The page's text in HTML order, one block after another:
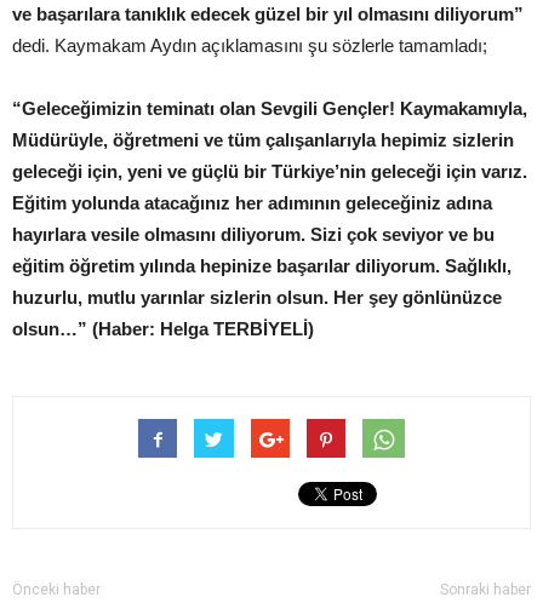
ve başarılara tanıklık edecek güzel bir yıl olmasını diliyorum”
dedi. Kaymakam Aydın açıklamasını şu sözlerle tamamladı;
“Geleceğimizin teminatı olan Sevgili Gençler! Kaymakamıyla,
Müdürüyle, öğretmeni ve tüm çalışanlarıyla hepimiz sizlerin
geleceği için, yeni ve güçlü bir Türkiye’nin geleceği için varız.
Eğitim yolunda atacağınız her adımının geleceğiniz adına
hayırlara vesile olmasını diliyorum. Sizi çok seviyor ve bu
eğitim öğretim yılında hepinize başarılar diliyorum. Sağlıklı,
huzurlu, mutlu yarınlar sizlerin olsun. Her şey gönlünüzce
olsun…” (Haber: Helga TERBİYELİ)
Önceki haber Sonraki haber